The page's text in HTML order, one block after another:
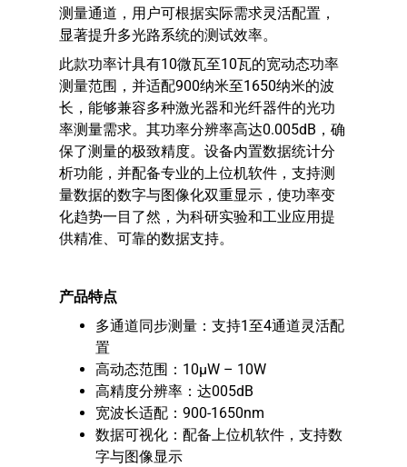
测量通道，用户可根据实际需求灵活配置，
显著提升多光路系统的测试效率。
此款功率计具有10微瓦至10瓦的宽动态功率
测量范围，并适配900纳米至1650纳米的波
长，能够兼容多种激光器和光纤器件的光功
率测量需求。其功率分辨率高达0.005dB，确
保了测量的极致精度。设备内置数据统计分
析功能，并配备专业的上位机软件，支持测
量数据的数字与图像化双重显示，使功率变
化趋势一目了然，为科研实验和工业应用提
供精准、可靠的数据支持。
产品特点​
多通道同步测量：支持1至4通道灵活配
置
高动态范围：10μW – 10W
高精度分辨率：达005dB
宽波长适配：900-1650nm
数据可视化：配备上位机软件，支持数
字与图像显示